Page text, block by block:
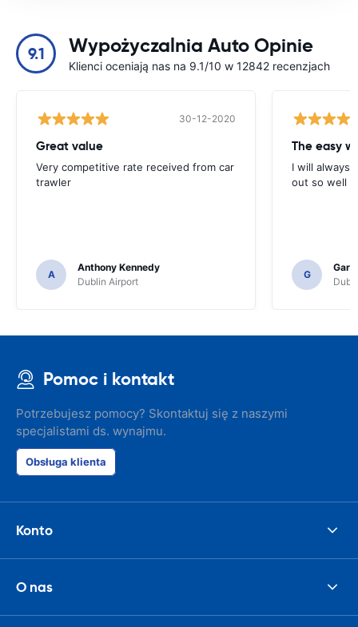
9.1 Wypożyczalnia Auto Opinie
Klienci oceniają nas na 9.1/10 w 12842 recenzjach
30-12-2020
Great value
Very competitive rate received from car
trawler
A
Anthony Kennedy
Dublin Airport
I will always
out so well
G
Gary
Pomoc i kontakt
Potrzebujesz pomocy? Skontaktuj się z naszymi
specjalistami ds. wynajmu.
Obsługa klienta
Konto
O nas